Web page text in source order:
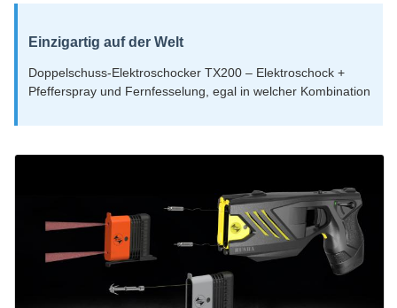
Einzigartig auf der Welt
Doppelschuss-Elektroschocker TX200 – Elektroschock +
Pfefferspray und Fernfesselung, egal in welcher Kombination